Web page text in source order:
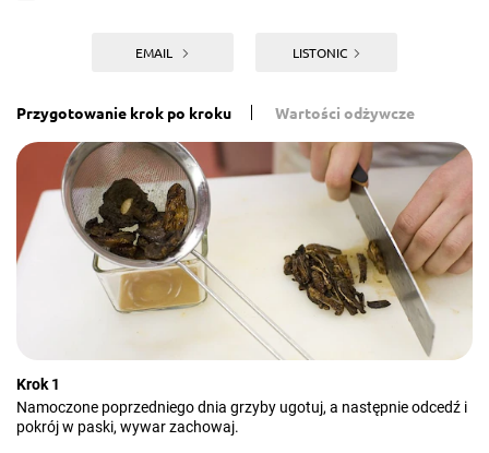
EMAIL LISTONIC
Przygotowanie krok po kroku Wartości odżywcze
Krok 1
Namoczone poprzedniego dnia grzyby ugotuj, a następnie odcedź i
pokrój w paski, wywar zachowaj.